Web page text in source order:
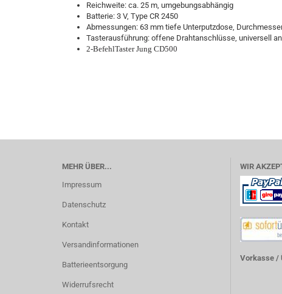
Reichweite: ca. 25 m, umgebungsabhängig
Batterie: 3 V, Type CR 2450
Abmessungen: 63 mm tiefe Unterputzdose,
Tasterausführung: offene Drahtanschlüsse, universell
2-BefehlTaster Jung CD500
MEHR ÜBER...
Impressum
Datenschutz
Kontakt
Versandinformationen
Batterieentsorgung
Widerrufsrecht
WIR
Vorkasse /